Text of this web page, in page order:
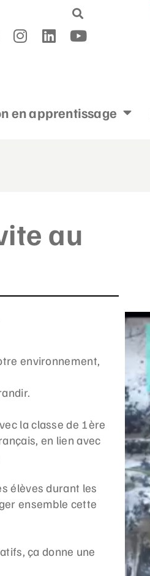
en apprentissage
au
environnement,
la classe de 1ère
en lien avec
élèves durant les
ensemble cette
ça donne une